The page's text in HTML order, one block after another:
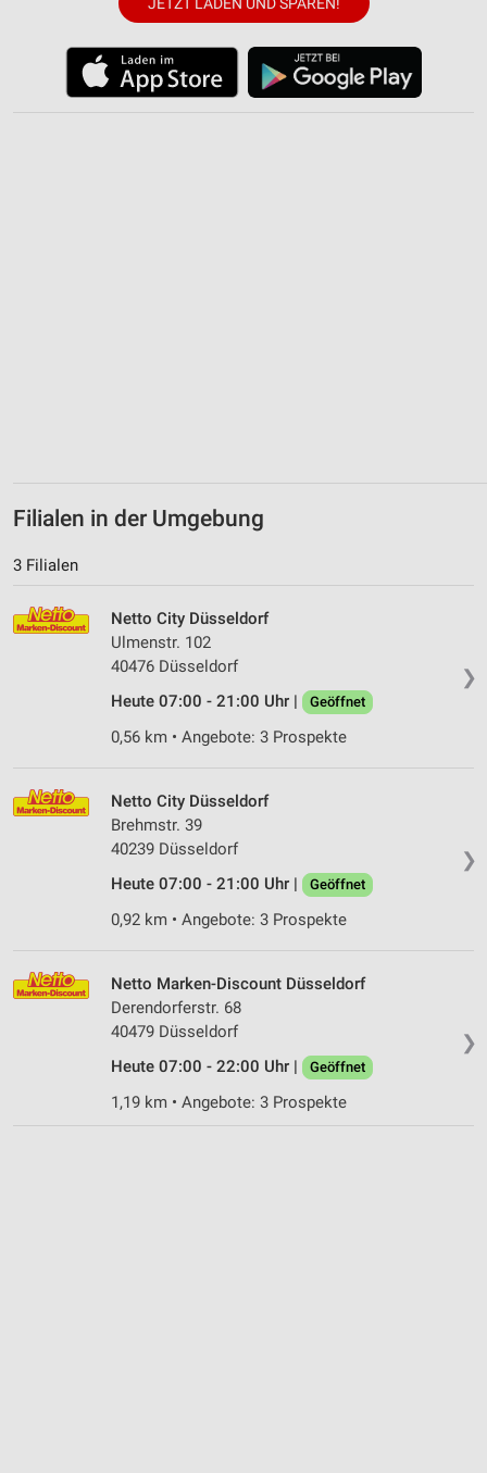
Filialen in der Umgebung
3 Filialen
❯
Netto City Düsseldorf
Ulmenstr. 102
40476 Düsseldorf
Heute 07:00 - 21:00 Uhr |
Geöffnet
0,56 km • Angebote: 3 Prospekte
❯
Netto City Düsseldorf
Brehmstr. 39
40239 Düsseldorf
Heute 07:00 - 21:00 Uhr |
Geöffnet
0,92 km • Angebote: 3 Prospekte
❯
Netto Marken-Discount Düsseldorf
Derendorferstr. 68
40479 Düsseldorf
Heute 07:00 - 22:00 Uhr |
Geöffnet
1,19 km • Angebote: 3 Prospekte